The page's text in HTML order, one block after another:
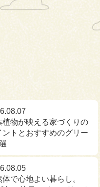
植物が映える家づくりの
ントとおすすめのグリー
体で心地よい暮らし。